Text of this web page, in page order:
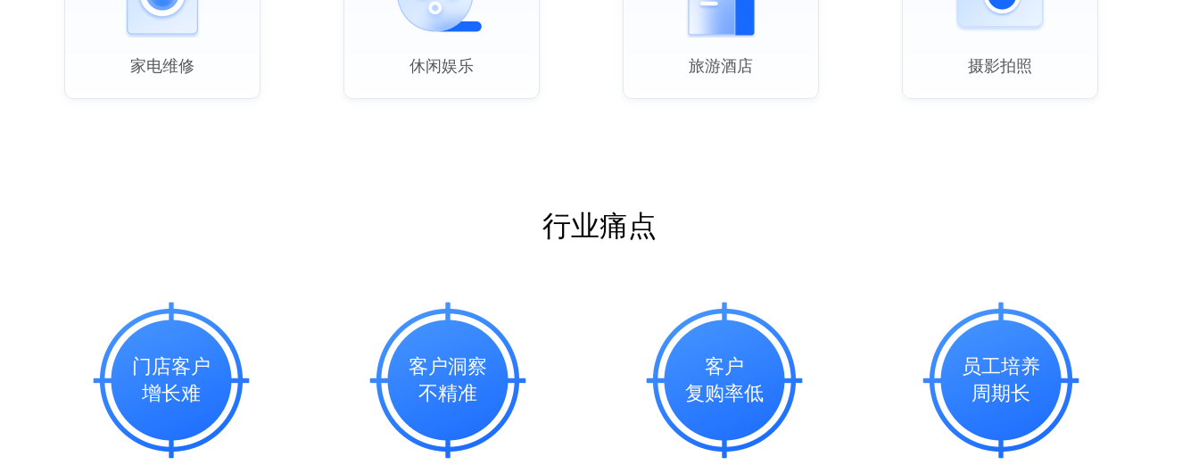
家电维修 休闲娱乐 旅游酒店 摄影拍照
行业痛点
门店客户
增长难
客户洞察
不精准
客户
复购率低
员工培养
周期长